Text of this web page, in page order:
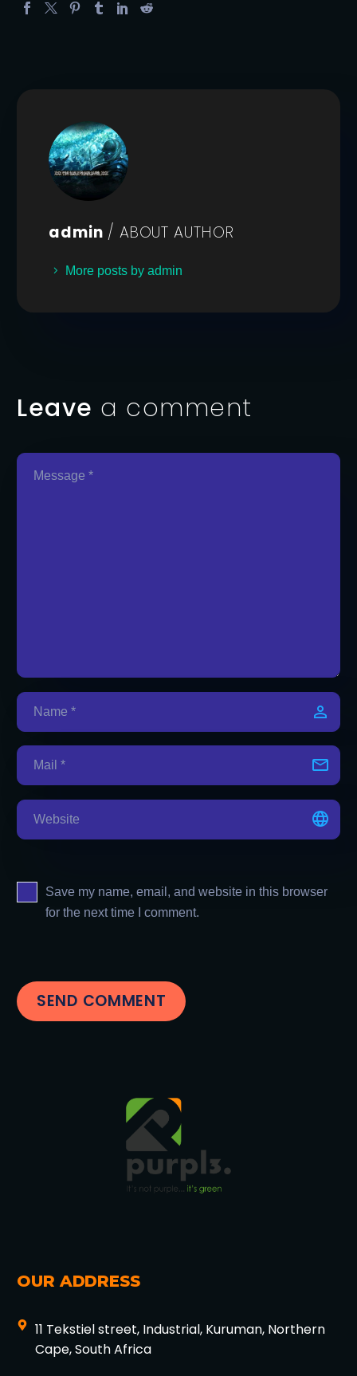
admin / ABOUT AUTHOR
More posts by admin
Leave a comment
Save my name, email, and website in this browser
for the next time I comment.
SEND COMMENT
OUR ADDRESS
11 Tekstiel street, Industrial, Kuruman, Northern
Cape, South Africa